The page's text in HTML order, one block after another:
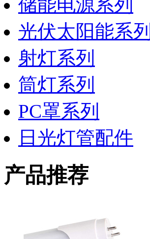
储能电源系列
光伏太阳能系列
射灯系列
筒灯系列
PC罩系列
日光灯管配件
产品推荐